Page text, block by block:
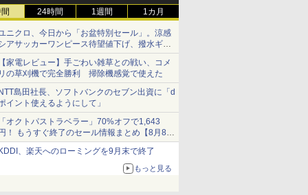
24時間 1週間 1カ月
ニクロ、今日から「お盆特別セール」。涼感
アサッカーワンピース待望値下げ、撥水ギア
ョーツは1990円に
家電レビュー】手ごわい雑草との戦い、コメ
の草刈機で完全勝利 掃除機感覚で使えた
島田社長、ソフトバンクのセブン出資に「d
イント使えるようにして」
オクトパストラベラー」70%オフで1,643
！ もうすぐ終了のセール情報まとめ【8月8日
新】
ンテンドーeショップでは「大神 絶景版」が
、楽天へのローミングを9月末で終了
もっと見る